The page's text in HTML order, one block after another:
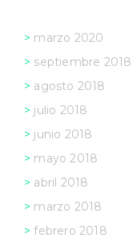
marzo 2020
septiembre 2018
agosto 2018
julio 2018
junio 2018
mayo 2018
abril 2018
marzo 2018
febrero 2018